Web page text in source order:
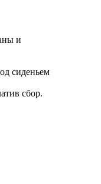
и
сиденьем
сбор.